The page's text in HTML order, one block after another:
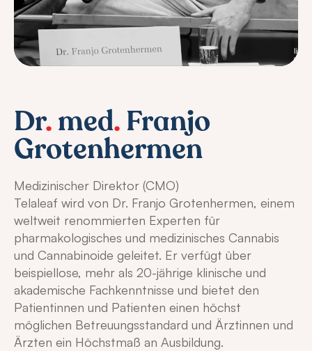
Dr.med. Franjo
Grotenhermen
Medizinischer Direktor (CMO)
Telaleaf wird von Dr. Franjo Grotenhermen, einem
weltweit renommierten Experten für
pharmakologisches und medizinisches Cannabis
und Cannabinoide geleitet. Er verfügt über
beispiellose, mehr als 20-jährige klinische und
akademische Fachkenntnisse und bietet den
Patientinnen und Patienten einen höchst
möglichen Betreuungsstandard und Ärztinnen und
Ärzten ein Höchstmaß an Ausbildung.